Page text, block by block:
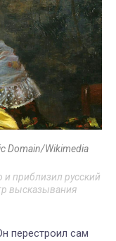
Domain/Wikimedia
и приблизил русский
высказывания
перестроил сам